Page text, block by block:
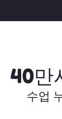
40만
수업